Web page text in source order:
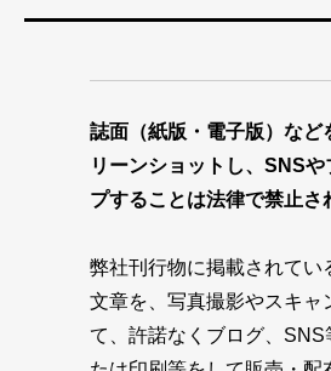
誌面（紙版・電子版）など
リーンショットし、SNSや
プすることは法律で禁止さ
弊社刊行物に掲載されてい
文章を、写真撮影やスキャ
て、許諾なくブログ、SNS